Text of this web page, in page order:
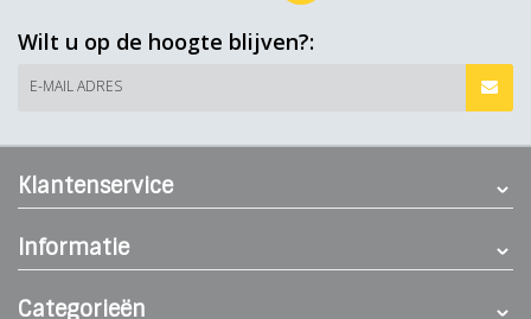
Wilt u op de hoogte blijven?:
E-MAIL ADRES
Klantenservice
Informatie
Categorieën